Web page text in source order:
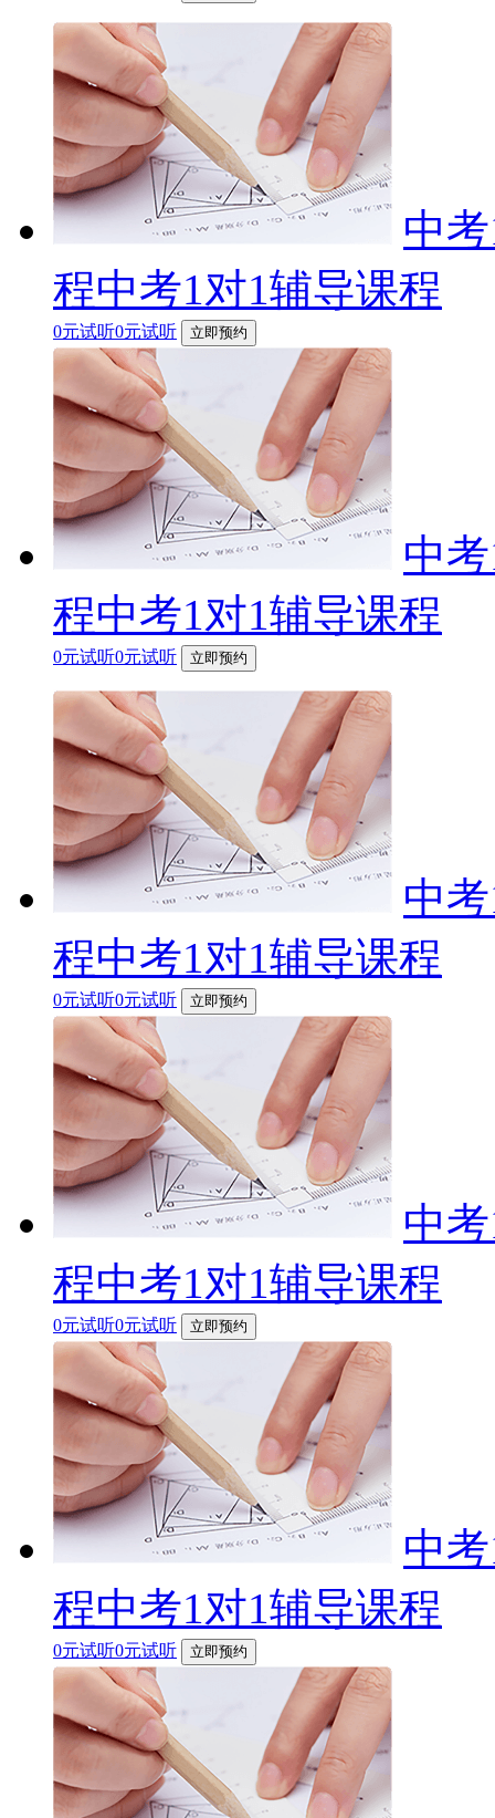
中
程中考1对1辅导课程
0元试听0元试听 立即预约
中
程中考1对1辅导课程
0元试听0元试听 立即预约
中
程中考1对1辅导课程
0元试听0元试听 立即预约
中
程中考1对1辅导课程
0元试听0元试听 立即预约
中
程中考1对1辅导课程
0元试听0元试听 立即预约